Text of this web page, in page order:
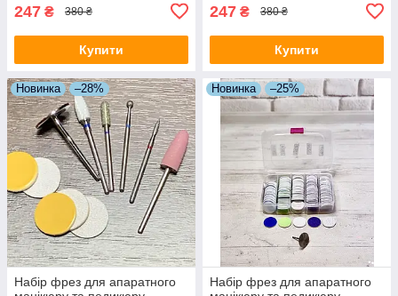
247 ₴ 380 ₴
Купити
247 ₴ 380 ₴
Купити
Новинка –28%
Набір фрез для апаратного
Новинка –25%
Набір фрез для апаратного